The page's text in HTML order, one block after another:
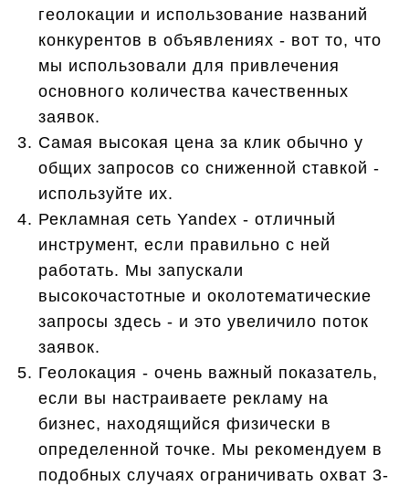
геолокации и использование названий
конкурентов в объявлениях - вот то, что
мы использовали для привлечения
основного количества качественных
заявок.
Самая высокая цена за клик обычно у
общих запросов со сниженной ставкой -
используйте их.
Рекламная сеть Yandex - отличный
инструмент, если правильно с ней
работать. Мы запускали
высокочастотные и околотематические
запросы здесь - и это увеличило поток
заявок.
Геолокация - очень важный показатель,
если вы настраиваете рекламу на
бизнес, находящийся физически в
определенной точке. Мы рекомендуем в
подобных случаях ограничивать охват 3-